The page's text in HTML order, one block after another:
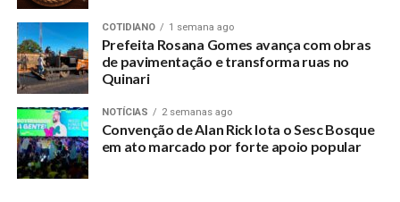
UP NEXT
Em dia de recebimento ou não de denúncia, aliados de
André Maia vão ao TJAC
DON'T MISS
Prefeito quer contenção e parque nas margens do
Igarapé Judia
COTIDIANO 1 semana ago
Prefeita Rosana Gomes avança com obras
de pavimentação e transforma ruas no
Quinari
NOTÍCIAS 2 semanas ago
Convenção de Alan Rick lota o Sesc Bosque
em ato marcado por forte apoio popular